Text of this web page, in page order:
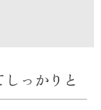
っかりと